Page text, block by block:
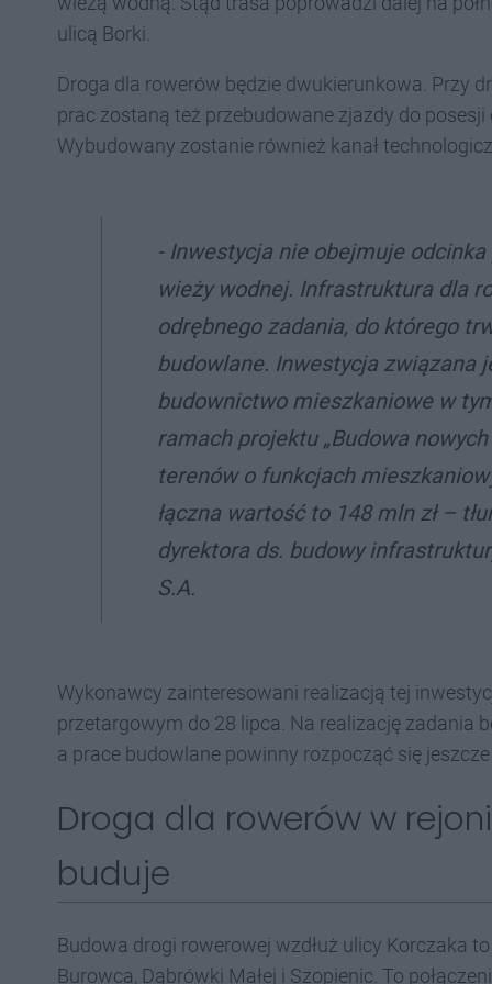
ulicą Borki.
Droga dla rowerów będzie dwukierunkowa. Przy
prac zostaną też przebudowane zjazdy do
Wybudowany zostanie również kanał
- Inwestycja nie obejmuje
wieży wodnej. Infrastruktura dla
odrębnego zadania, do którego
budowlane. Inwestycja związana
budownictwo mieszkaniowe w
ramach projektu „Budowa
terenów o funkcjach
łączna wartość to 148 mln zł–
dyrektora ds. budowy
S.A.
Wykonawcy zainteresowani realizacją tej
przetargowym do 28 lipca. Na realizację zadania
a prace budowlane powinny rozpocząć się
Droga dla rowerów w
buduje
Budowa drogi rowerowej wzdłuż ulicy Korczaka
Burowca, Dąbrówki Małej i Szopienic. To